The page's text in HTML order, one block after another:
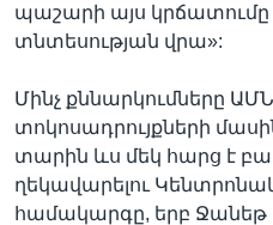
պաշարի այս
տնտեսության վրա»:
Մինչ քննարկումները
տոկոսադրույքների
տարին ևս մեկ հարց է
ղեկավարելու
համակարգը, երբ Ջանեթ